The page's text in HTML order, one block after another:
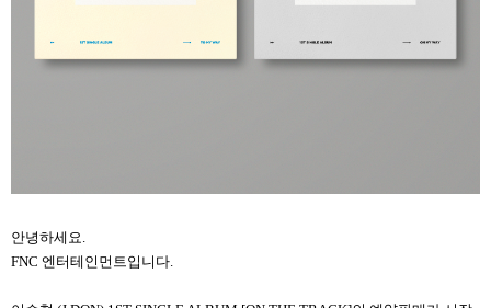
안녕하세요.
FNC 엔터테인먼트입니다.